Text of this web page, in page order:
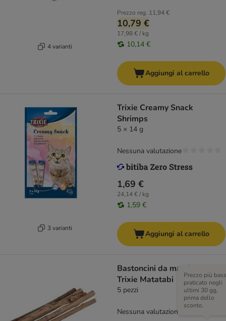
4 varianti
Prezzo reg. 11,94 €
10,79 €
17,98 € / kg
10,14 €
Aggiungi al carrello
3 varianti
Trixie Creamy Snack
Shrimps
5 × 14 g
1,69 €
24,14 € / kg
1,59 €
Nessuna valutazione
Aggiungi al carrello
Bastoncini da masticare
Trixie Matatabi
5 pezzi
Prezzo più
praticato negli
ultimi 30 gg,
prima dello
sconto.
Nessuna valutazione